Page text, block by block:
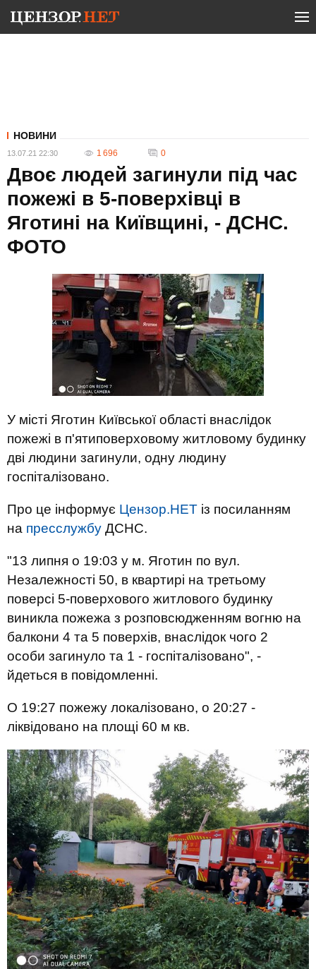
НОВИНИ
13.07.21 22:30 1 696 0
Двоє людей загинули під час
пожежі в 5-поверхівці в
Яготині на Київщині, - ДСНС.
ФОТО
У місті Яготин Київської області внаслідок
пожежі в п'ятиповерховому житловому будинку
дві людини загинули, одну людину
госпіталізовано.
Про це інформує Цензор.НЕТ із посиланням
на пресслужбу ДСНС.
"13 липня о 19:03 у м. Яготин по вул.
Незалежності 50, в квартирі на третьому
поверсі 5-поверхового житлового будинку
виникла пожежа з розповсюдженням вогню на
балкони 4 та 5 поверхів, внаслідок чого 2
особи загинуло та 1 - госпіталізовано", -
йдеться в повідомленні.
О 19:27 пожежу локалізовано, о 20:27 -
ліквідовано на площі 60 м кв.